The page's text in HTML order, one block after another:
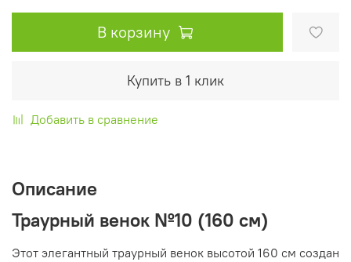
В корзину
Купить в 1 клик
Добавить в сравнение
Описание
Траурный венок №10 (160 см)
Этот элегантный траурный венок высотой 160 см создан